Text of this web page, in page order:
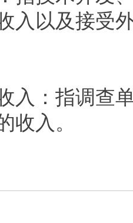
入以及接受
：指调查单
收入。